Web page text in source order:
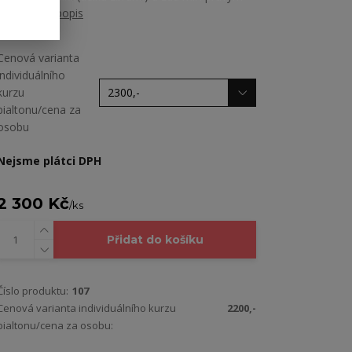
celý popis
varianta
cena za
plátci DPH
300 Kč/ks
Přidat do košíku
produktu: 107
varianta individuálního kurzu
cena za osobu:
2200,-